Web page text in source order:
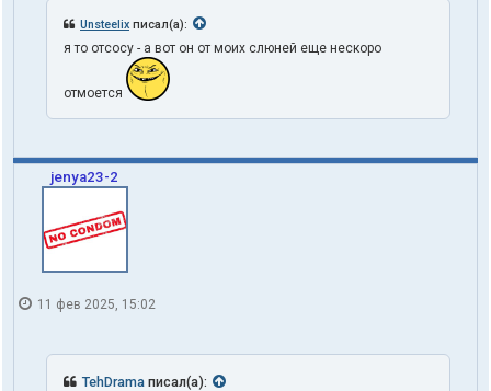
Unsteelix писал(а):
я то отсосу - а вот он от моих слюней еще нескоро
отмоется
jenya23-2
11 фев 2025, 15:02
TehDrama писал(а):